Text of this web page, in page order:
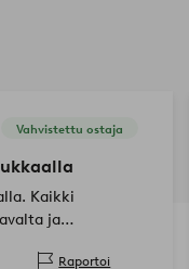
Vahvistettu ostaja
Kaikki
ja
Raportoi